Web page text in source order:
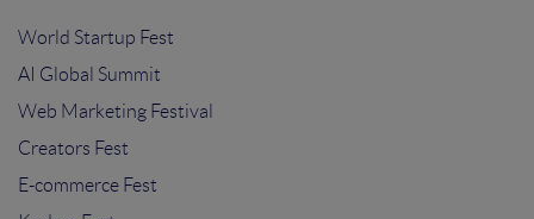
World Startup Fest
AI Global Summit
Web Marketing Festival
Creators Fest
E-commerce Fest